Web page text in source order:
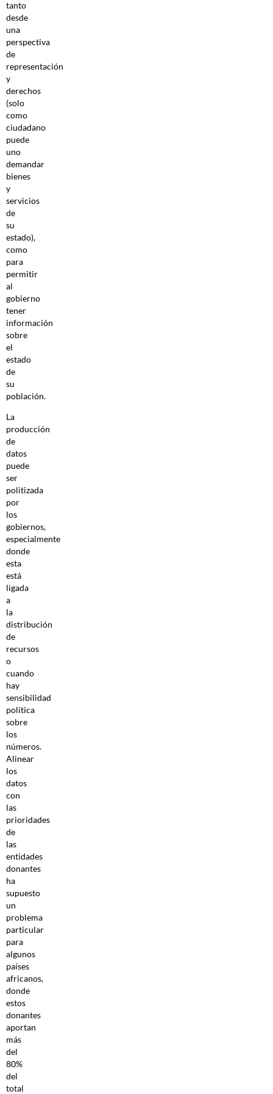
tanto
desde
una
perspectiva
de
representación
y
derechos
(solo
como
ciudadano
puede
uno
demandar
bienes
y
servicios
de
su
estado),
como
para
permitir
al
gobierno
tener
información
sobre
el
estado
de
su
población.
La
producción
de
datos
puede
ser
politizada
por
los
gobiernos,
especialmente
donde
esta
está
ligada
a
la
distribución
de
recursos
o
cuando
hay
sensibilidad
política
sobre
los
números.
Alinear
los
datos
con
las
prioridades
de
las
entidades
donantes
ha
supuesto
un
problema
particular
para
algunos
países
africanos,
donde
estos
donantes
aportan
más
del
80%
del
total